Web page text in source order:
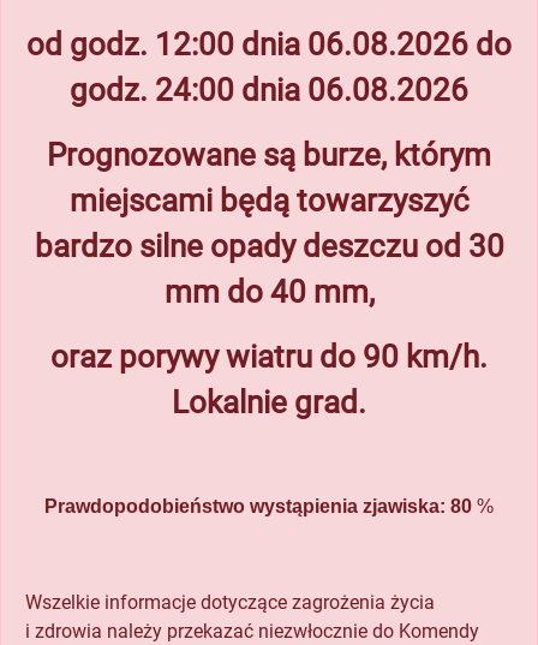
od godz. 12:00 dnia 06.08.2026 do
godz. 24:00 dnia 06.08.2026
Prognozowane są burze, którym
miejscami będą towarzyszyć
bardzo silne opady deszczu od 30
mm do 40 mm,
oraz porywy wiatru do 90 km/h.
Lokalnie grad.
Prawdopodobieństwo wystąpienia zjawiska: 80 %
Wszelkie informacje dotyczące zagrożenia życia
i zdrowia należy przekazać niezwłocznie do Komendy